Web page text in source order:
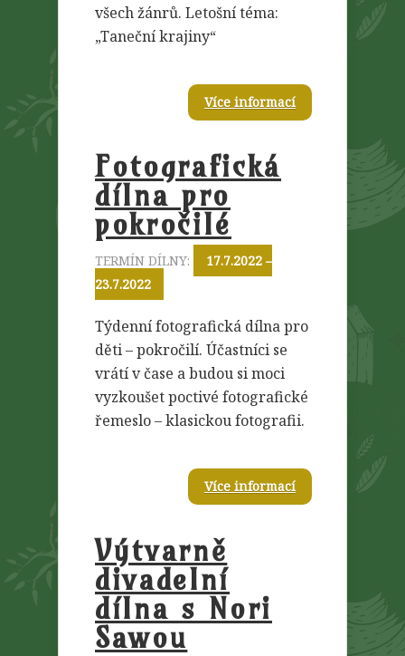
všech žánrů. Letošní téma:
„Taneční krajiny“
Více informací
Fotografická
dílna pro
pokročilé
TERMÍN DÍLNY:
17.7.2022 –
23.7.2022
Týdenní fotografická dílna pro
děti – pokročilí. Účastníci se
vrátí v čase a budou si moci
vyzkoušet poctivé fotografické
řemeslo – klasickou fotografii.
Více informací
Výtvarně
divadelní
dílna s Nori
Sawou